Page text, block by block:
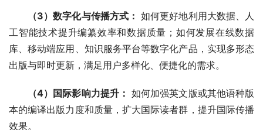
（3）数字化与传播方式： 如何更好地利用大数据、人
工智能技术提升编纂效率和数据质量；如何发展在线数据
库、移动端应用、知识服务平台等数字化产品，实现多形态
出版与即时更新，满足用户多样化、便捷化的需求。
（4）国际影响力提升： 如何加强英文版或其他语种版
本的编译出版力度和质量，扩大国际读者群，提升国际传播
效果。